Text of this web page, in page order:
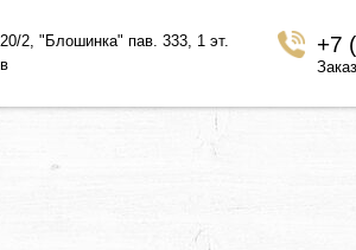
+7
2, "Блошинка" пав. 333, 1 эт.